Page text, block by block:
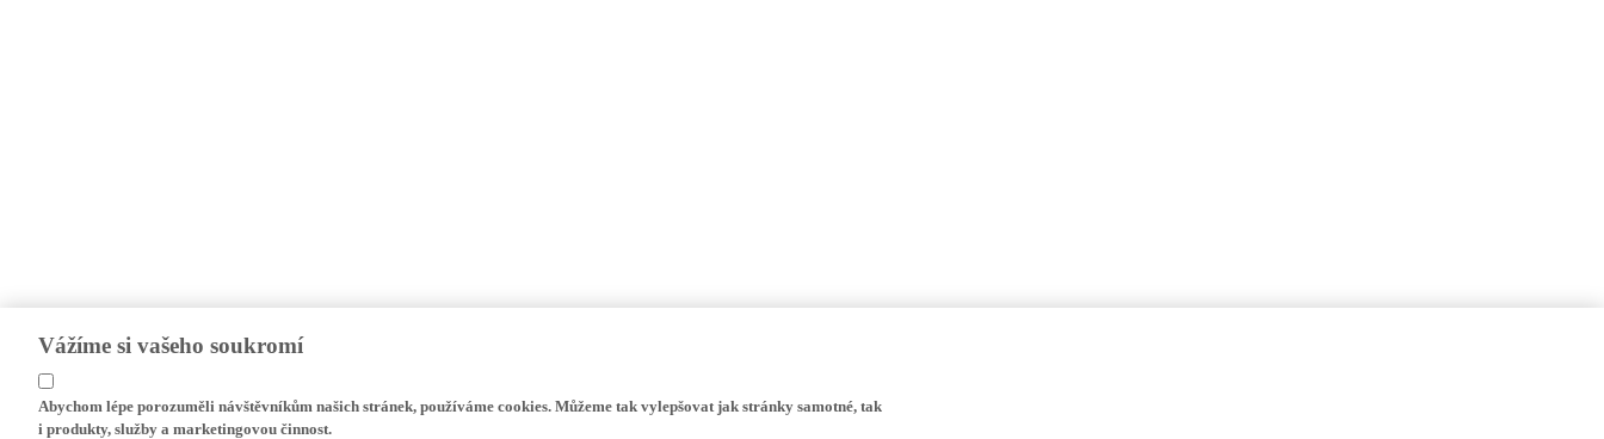
Vážíme si vašeho soukromí
Abychom lépe porozuměli návštěvníkům našich stránek, používáme cookies. Můžeme tak vylepšovat jak stránky samotné, tak
i produkty, služby a marketingovou činnost.